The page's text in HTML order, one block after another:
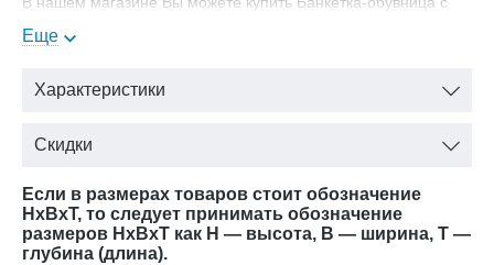
нишей Б5.2 к модулю Б 5.10-3, Размеры: 1730х400х500 мм,
цвет орех с доставкой.
Еще
Характеристики
Скидки
Если в размерах товаров стоит обозначение
HxBxT, то следует принимать обозначение
размеров HxBxT как H — высота, B — ширина, T —
глубина (длина).